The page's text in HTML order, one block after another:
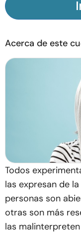
Idioma
Sobre nosotros
© Copyright
Acerca de este
Todos
las expresan de
personas son
otras son más
las